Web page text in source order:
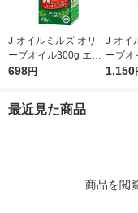
J-オイルミルズ オリ
ーブオイル300g エキ
ストラバージン スペ
L
698円
J-オイ
ーブオ
ストラ
1,150
最近見た商品
商品を閲